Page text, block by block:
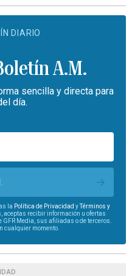
DIARIO
A.M.
sencilla y directa para
día.
la Política de Privacidad yTérminos y
aceptas recibir información u ofertas
Media, sus afiliadas o de terceros.
cualquier momento.